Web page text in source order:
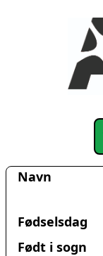
Navn
Fødselsdag
Født i sogn